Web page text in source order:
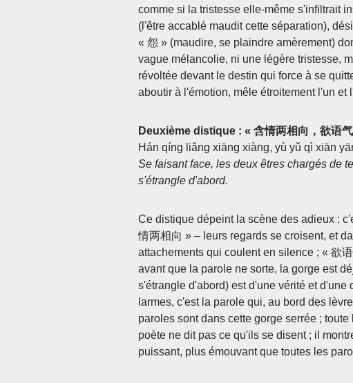
comme si la tristesse elle‑même s'infiltrait
(l'être accablé maudit cette séparation),
« 怨 » (maudire, se plaindre amèrement)
vague mélancolie, ni une légère tristesse,
révoltée devant le destin qui force à se
aboutir à l'émotion, mêle étroitement l'un
Deuxième distique : « 含情两相向，欲语
Hán qíng liǎng xiāng xiàng, yù yǔ qì xiān
Se faisant face, les deux êtres chargés de
s'étrangle d'abord.
Ce distique dépeint la scène des adieux :
情两相向 » – leurs regards se croisent, et
attachements qui coulent en silence ; « 欲
avant que la parole ne sorte, la gorge est
s'étrangle d'abord) est d'une vérité et
larmes, c'est la parole qui, au bord des
paroles sont dans cette gorge serrée ;
poète ne dit pas ce qu'ils se disent ; il
puissant, plus émouvant que toutes les